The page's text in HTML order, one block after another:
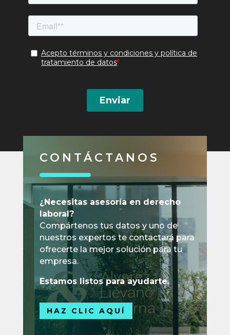
CONTÁCTANOS
¿Necesitas asesoría en derecho
laboral?
Compártenos tus datos y uno de
nuestros expertos te contactará para
ofrecerte la mejor solución para tu
empresa.
Estamos listos para ayudarte.
HAZ CLIC AQUÍ